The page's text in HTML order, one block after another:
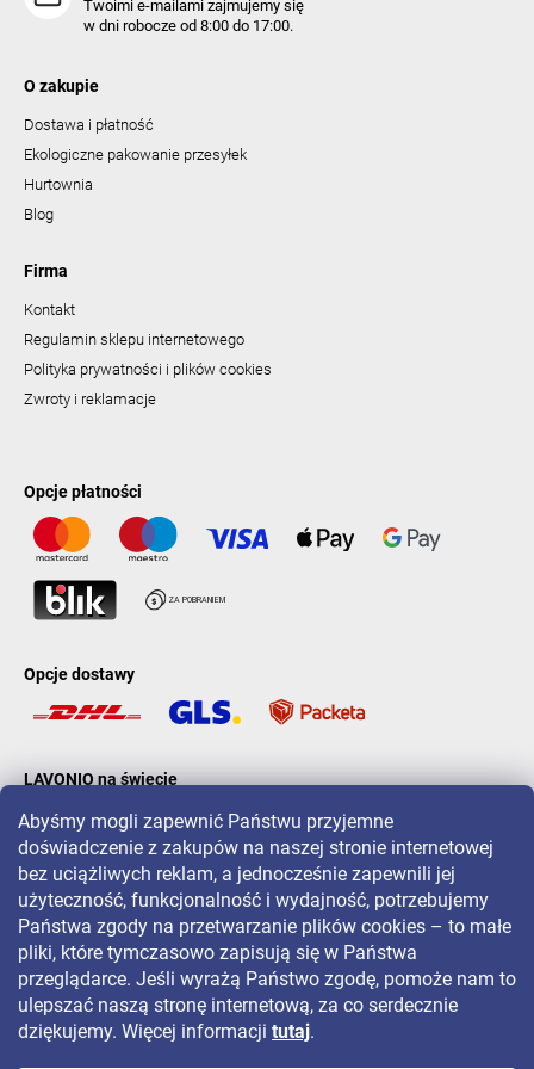
Abyśmy mogli zapewnić Państwu przyjemne
doświadczenie z zakupów na naszej stronie internetowej
bez uciążliwych reklam, a jednocześnie zapewnili jej
użyteczność, funkcjonalność i wydajność, potrzebujemy
Państwa zgody na przetwarzanie plików cookies – to małe
pliki, które tymczasowo zapisują się w Państwa
przeglądarce. Jeśli wyrażą Państwo zgodę, pomoże nam to
ulepszać naszą stronę internetową, za co serdecznie
dziękujemy. Więcej informacji tutaj.
Twoimi e-mailami zajmujemy się
w dni robocze od 8:00 do 17:00.
O zakupie
Dostawa i płatność
Ekologiczne pakowanie przesyłek
Hurtownia
Blog
Firma
Kontakt
Regulamin sklepu internetowego
Polityka prywatności i plików cookies
Zwroty i reklamacje
Opcje płatności
Opcje dostawy
LAVONIO na świecie
Aby być na bieżąco z promocjami, konkursami i zniżkami, śledź nas
na: